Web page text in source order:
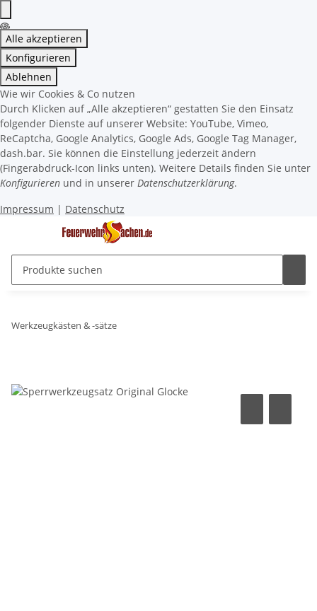
Alle akzeptieren
Konfigurieren
Ablehnen
Wie wir Cookies & Co nutzen
Durch Klicken auf „Alle akzeptieren“ gestatten Sie den Einsatz
folgender Dienste auf unserer Website: YouTube, Vimeo,
ReCaptcha, Google Analytics, Google Ads, Google Tag Manager,
dash.bar. Sie können die Einstellung jederzeit ändern
(Fingerabdruck-Icon links unten). Weitere Details finden Sie unter
Konfigurieren und in unserer Datenschutzerklärung.
Impressum | Datenschutz
Werkzeugkästen & -sätze